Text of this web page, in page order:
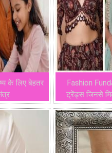
के लिए बेहतर
Fashion
ट्रेंड्स जिनसे